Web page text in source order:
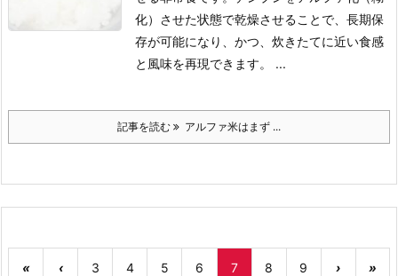
化）させた状態で乾燥させることで、長期保
存が可能になり、かつ、炊きたてに近い食感
と風味を再現できます。 ...
記事を読む アルファ米はまず ...
« ‹ 3 4 5 6 7 8 9 › »